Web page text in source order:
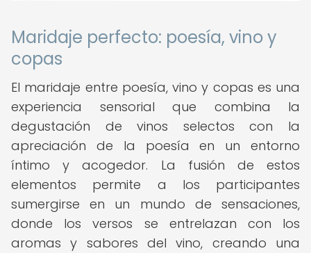
Maridaje perfecto: poesía, vino y
copas
El maridaje entre poesía, vino y copas es una
experiencia sensorial que combina la
degustación de vinos selectos con la
apreciación de la poesía en un entorno
íntimo y acogedor. La fusión de estos
elementos permite a los participantes
sumergirse en un mundo de sensaciones,
donde los versos se entrelazan con los
aromas y sabores del vino, creando una